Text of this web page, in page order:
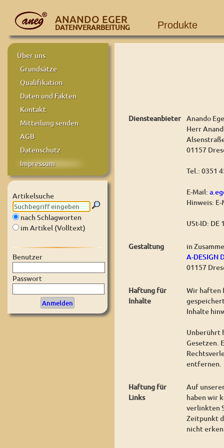
ANANDO EGER
DATENVERARBEITUNG Produkte
Über uns
Grundsätze
Qualifikation
Daten und Fakten
Kontakt
Mitteilung senden
AGB
Datenschutz
Impressum
Artikelsuche
nach Schlagworten
im Artikel (Volltext)
Benutzer
Passwort
Diensteanbieter Anando
Herr
01157
Tel.: 0351
E-Mail:
Hinweis:
USt-ID: DE
Gestaltung
in
A-DESIGN
01157
Haftung für
Inhalte
Wir haften
Inhalte
Unberührt
Gesetzen.
entfernen.
Haftung für
Links
Auf
haben wir
verlinkten
Zeitpunkt
nicht